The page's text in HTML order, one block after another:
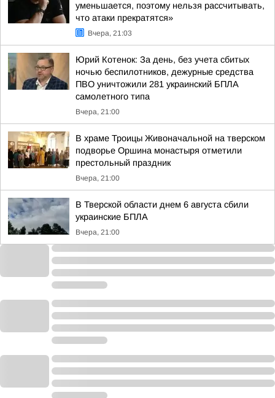
уменьшается, поэтому нельзя рассчитывать,
что атаки прекратятся»
Вчера, 21:03
Юрий Котенок: За день, без учета сбитых
ночью беспилотников, дежурные средства
ПВО уничтожили 281 украинский БПЛА
самолетного типа
Вчера, 21:00
В храме Троицы Живоначальной на тверском
подворье Оршина монастыря отметили
престольный праздник
Вчера, 21:00
В Тверской области днем 6 августа сбили
украинские БПЛА
Вчера, 21:00